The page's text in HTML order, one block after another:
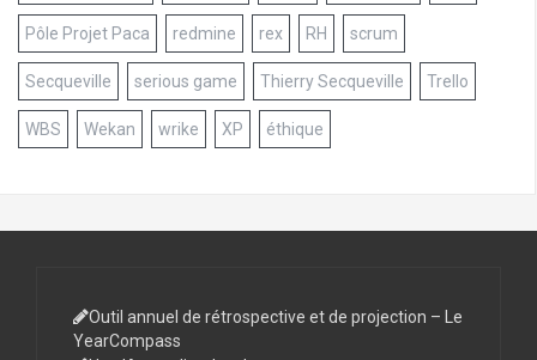
Pôle Projet Paca redmine rex RH scrum
Secqueville serious game Thierry Secqueville Trello
WBS Wekan wrike XP éthique
Outil annuel de rétrospective et de projection – Le
YearCompass